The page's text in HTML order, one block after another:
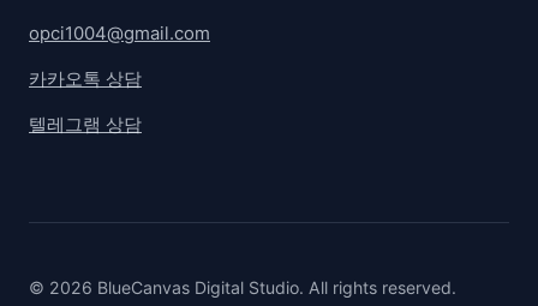
opci1004@gmail.com
카카오톡 상담
텔레그램 상담
© 2026 BlueCanvas Digital Studio. All rights reserved.